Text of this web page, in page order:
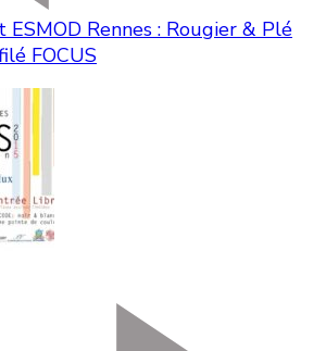
ESMOD Rennes : Rougier & Plé
FOCUS